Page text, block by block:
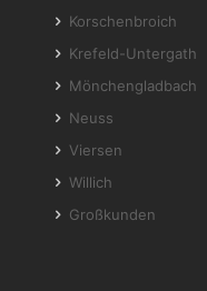
Korschenbroich
Krefeld-Untergath
Mönchengladbach
Neuss
Viersen
Willich
Großkunden